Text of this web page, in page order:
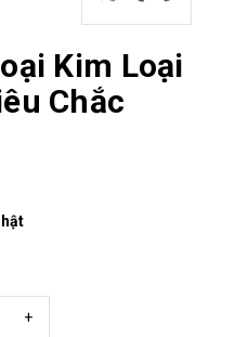
Kim Loại
Chắc
+